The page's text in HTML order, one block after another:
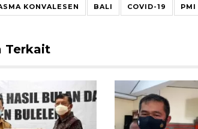
KONVALESEN BALI COVID-19 PMI
Terkait